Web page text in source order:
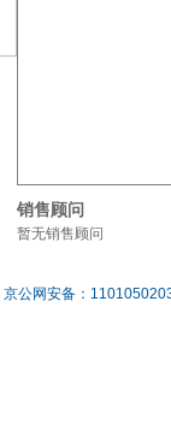
销售顾问
暂无销售顾问
京公网安备：